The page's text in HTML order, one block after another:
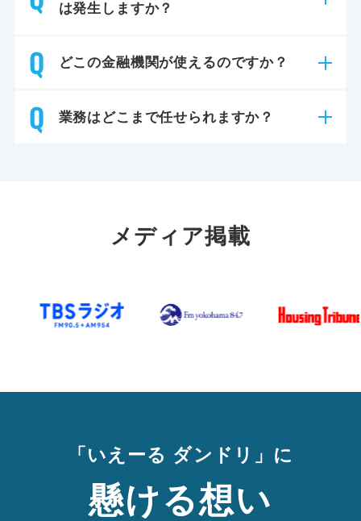
は発生しますか？
どこの金融機関が使えるのですか？
業務はどこまで任せられますか？
メディア掲載
「いえーる ダンドリ」に
懸ける想い